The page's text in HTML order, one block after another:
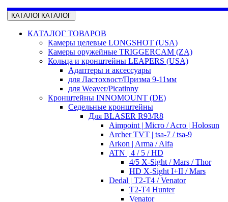
КАТАЛОГКАТАЛОГ
КАТАЛОГ ТОВАРОВ
Камеры целевые LONGSHOT (USA)
Камеры оружейные TRIGGERCAM (ZA)
Кольца и кронштейны LEAPERS (USA)
Адаптеры и аксессуары
для Ластохвост/Призма 9-11мм
для Weaver/Picatinny
Кронштейны INNOMOUNT (DE)
Седельные кронштейны
Для BLASER R93/R8
Aimpoint | Micro / Acro | Holosun
Archer TVT | tsa-7 / tsa-9
Arkon | Arma / Alfa
ATN | 4 / 5 / HD
4/5 X-Sight / Mars / Thor
HD X-Sight I+II / Mars
Dedal | T2-T4 / Venator
T2-T4 Hunter
Venator